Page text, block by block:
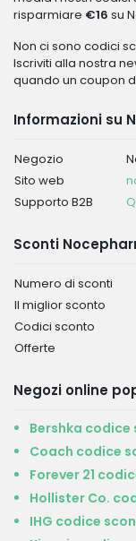
risparmiare €16 su
Non ci sono codici
Iscriviti alla nostra
quando un coupon
Informazioni su
Negozio
Sito web
Supporto B2B
Sconti
Numero di sconti
Il miglior sconto
Codici sconto
Offerte
Negozi online
Bershka codice
Coach codice
Forever 21
Hollister Co.
IHG codice